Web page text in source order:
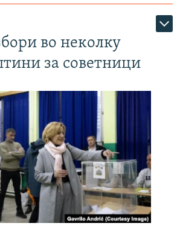
во неколку
за советници